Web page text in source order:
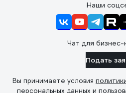
Наши
Чат для бизнес-
Подать
Вы принимаете условия
персональных данных и